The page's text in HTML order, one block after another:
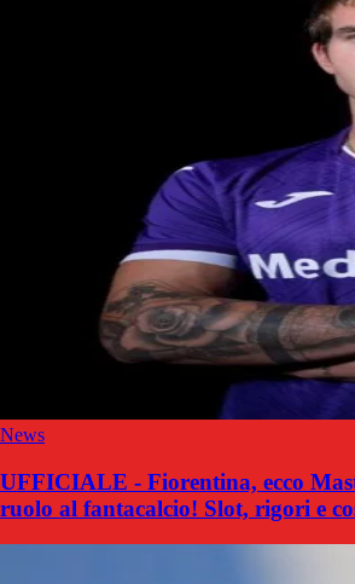
News
UFFICIALE - Fiorentina, ecco
ruolo al fantacalcio! Slot, rigori e